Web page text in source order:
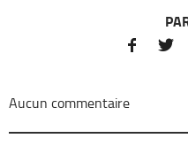
 
Aucun commentaire